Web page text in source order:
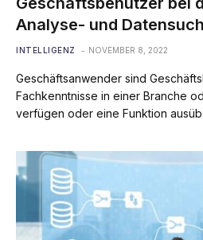
Analyse- und
INTELLIGENZ NOVEMBER 8, 2022
Geschäftsanwender sind
Fachkenntnisse in einer Branche
verfügen oder eine Funktion